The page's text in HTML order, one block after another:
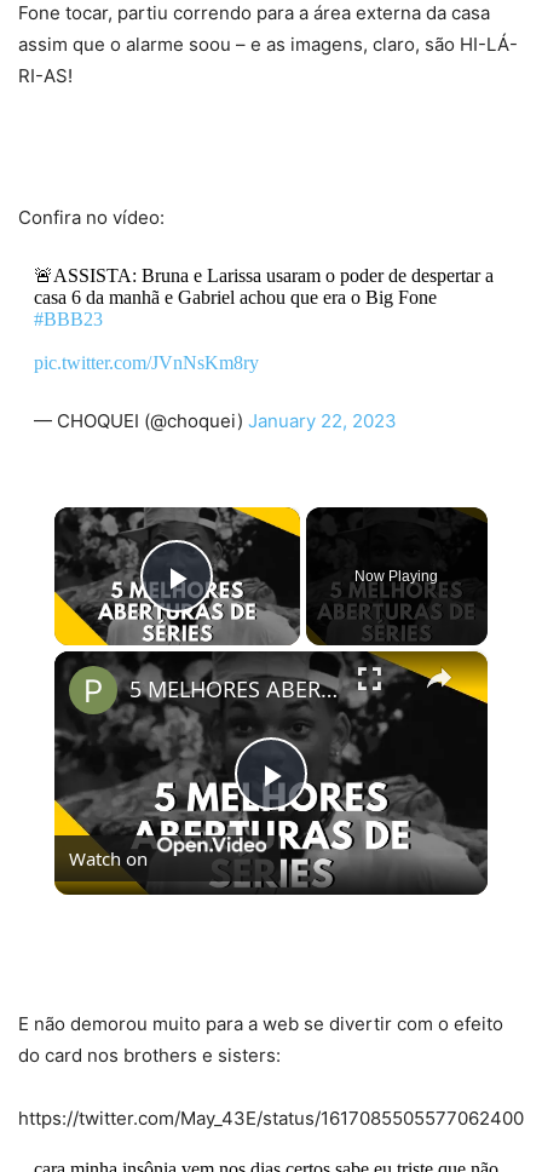
Fone tocar, partiu correndo para a área externa da casa
assim que o alarme soou – e as imagens, claro, são HI-LÁ-
RI-AS!
Confira no vídeo:
🚨ASSISTA: Bruna e Larissa usaram o poder de despertar a
casa 6 da manhã e Gabriel achou que era o Big Fone
#BBB23
pic.twitter.com/JVnNsKm8ry
— CHOQUEI (@choquei) January 22, 2023
×
Play Video
Now Playing
×
Play
Video
5 MELHORES ABERTURAS DE SÉRIES | Pipocas Tv #13
Watch on
E não demorou muito para a web se divertir com o efeito
do card nos brothers e sisters:
https://twitter.com/May_43E/status/1617085505577062400